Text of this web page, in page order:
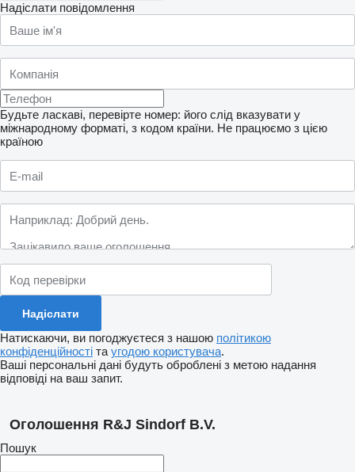
Надіслати повідомлення
Будьте ласкаві, перевірте номер: його слід вказувати у
міжнародному форматі, з кодом країни. Не працюємо з цією
країною
Натискаючи, ви погоджуєтеся з нашою політикою
конфіденційності та угодою користувача.
Ваші персональні дані будуть оброблені з метою надання
відповіді на ваш запит.
Оголошення R&J Sindorf B.V.
Пошук